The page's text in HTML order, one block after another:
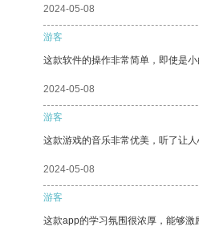
2024-05-08
游客
这款软件的操作非常简单，即使是小
2024-05-08
游客
这款游戏的音乐非常优美，听了让人
2024-05-08
游客
这款app的学习氛围很浓厚，能够